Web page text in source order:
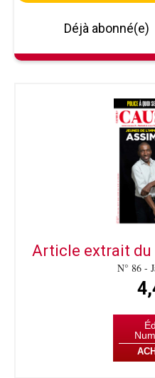
Déjà abonné(e)
Article extrait du
N° 86 -